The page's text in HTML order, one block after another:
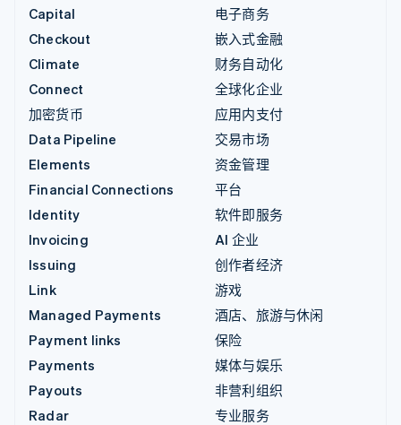
Capital
Checkout
Climate
Connect
加密货币
Data Pipeline
Elements
Financial Connections
Identity
Invoicing
Issuing
Link
Managed Payments
Payment links
Payments
Payouts
Radar
电子商务
嵌入式金融
财务自动化
全球化企业
应用内支付
交易市场
资金管理
平台
软件即服务
AI 企业
创作者经济
游戏
酒店、旅游与休闲
保险
媒体与娱乐
非营利组织
专业服务